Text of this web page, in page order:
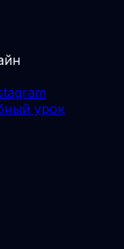
урок